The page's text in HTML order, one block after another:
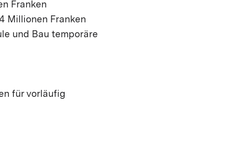
Franken
Millionen Franken
und Bau temporäre
für vorläufig